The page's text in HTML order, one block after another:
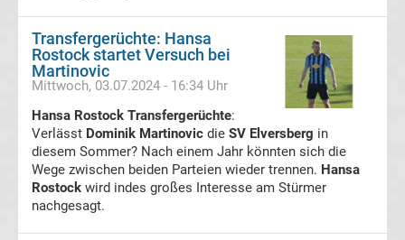
Energie
Cottbus
Transfergerüchte
FC
Transfergerüchte: Hansa
Rostock startet Versuch bei
Martinovic
Mittwoch, 03.07.2024 - 16:34 Uhr
Hansa Rostock Transfergerüchte:
Verlässt Dominik Martinovic die SV Elversberg in
diesem Sommer? Nach einem Jahr könnten sich die
Wege zwischen beiden Parteien wieder trennen. Hansa
Rostock wird indes großes Interesse am Stürmer
nachgesagt.